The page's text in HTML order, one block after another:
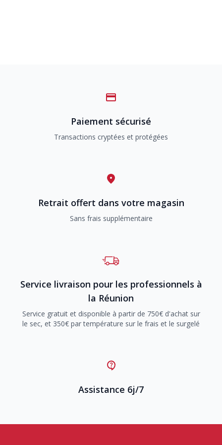
Paiement sécurisé
Transactions cryptées et protégées
Retrait offert dans votre magasin
Sans frais supplémentaire
Service livraison pour les professionnels à
la Réunion
Service gratuit et disponible à partir de 750€ d'achat sur
le sec, et 350€ par température sur le frais et le surgelé
Assistance 6j/7